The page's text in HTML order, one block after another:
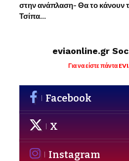
στην ανάπλαση- Θα το κάνουν
Τσίπα…
eviaonline.gr
Για να είστε πάντα
Facebook
X
Instagram